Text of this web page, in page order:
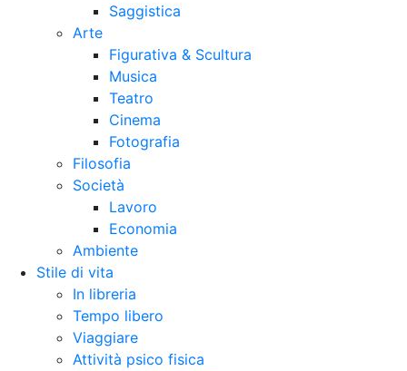
Saggistica
Arte
Figurativa & Scultura
Musica
Teatro
Cinema
Fotografia
Filosofia
Società
Lavoro
Economia
Ambiente
Stile di vita
In libreria
Tempo libero
Viaggiare
Attività psico fisica